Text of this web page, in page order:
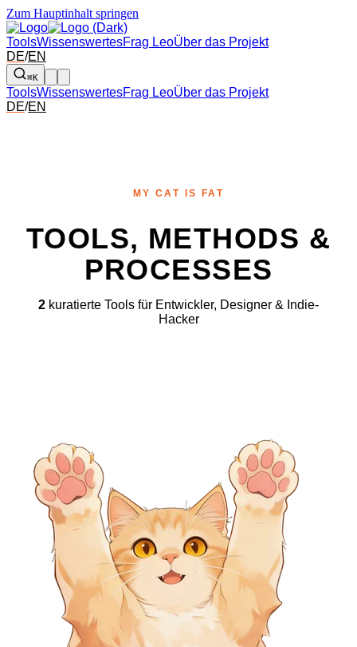
Zum Hauptinhalt springen
ToolsWissenswertesFrag LeoÜber das Projekt
DE/EN
⌘K
ToolsWissenswertesFrag LeoÜber das Projekt
DE/EN
MY CAT IS FAT
TOOLS, METHODS &
PROCESSES
2 kuratierte Tools für Entwickler, Designer & Indie-
Hacker